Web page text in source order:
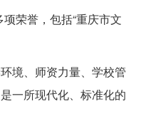
荣誉，包括“重庆市文
境、师资力量、学校管
一所现代化、标准化的